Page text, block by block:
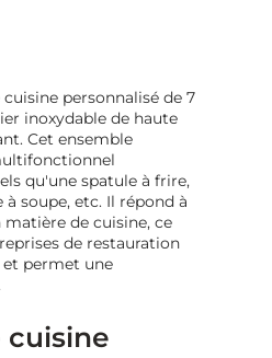
personnalisé de 7
inoxydable de haute
Cet ensemble
qu'une spatule à frire,
soupe, etc. Il répond à
de cuisine, ce
de restauration
et permet une
cuisine